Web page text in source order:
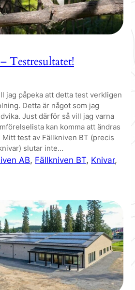
Testresultatet!
jag påpeka att detta test verkligen
Detta är något som jag
Just därför så vill jag varna
kan komma att ändras
test av Fällkniven BT (precis
slutar inte…
AB, Fällkniven BT, Knivar